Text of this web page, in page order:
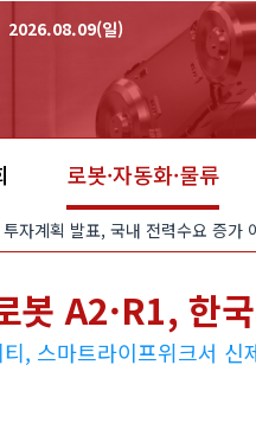
2026.08.09(일)
로봇·자동화·물류
자계획 발표, 국내 전력수요 증가
봇 A2·R1, 한
, 스마트라이프위크서 신